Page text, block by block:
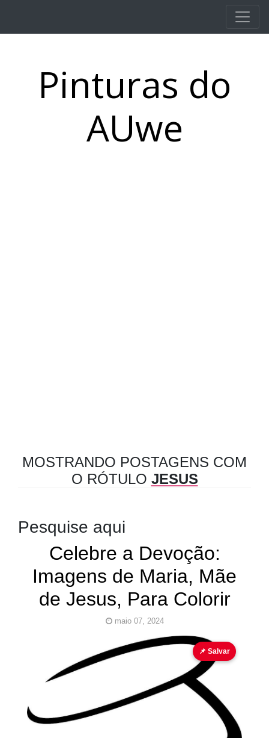
Pinturas do
AUwe
MOSTRANDO POSTAGENS COM
O RÓTULO JESUS
Pesquise aqui
Celebre a Devoção:
Imagens de Maria, Mãe
de Jesus, Para Colorir
maio 07, 2024
para colorir 📌 Salvar